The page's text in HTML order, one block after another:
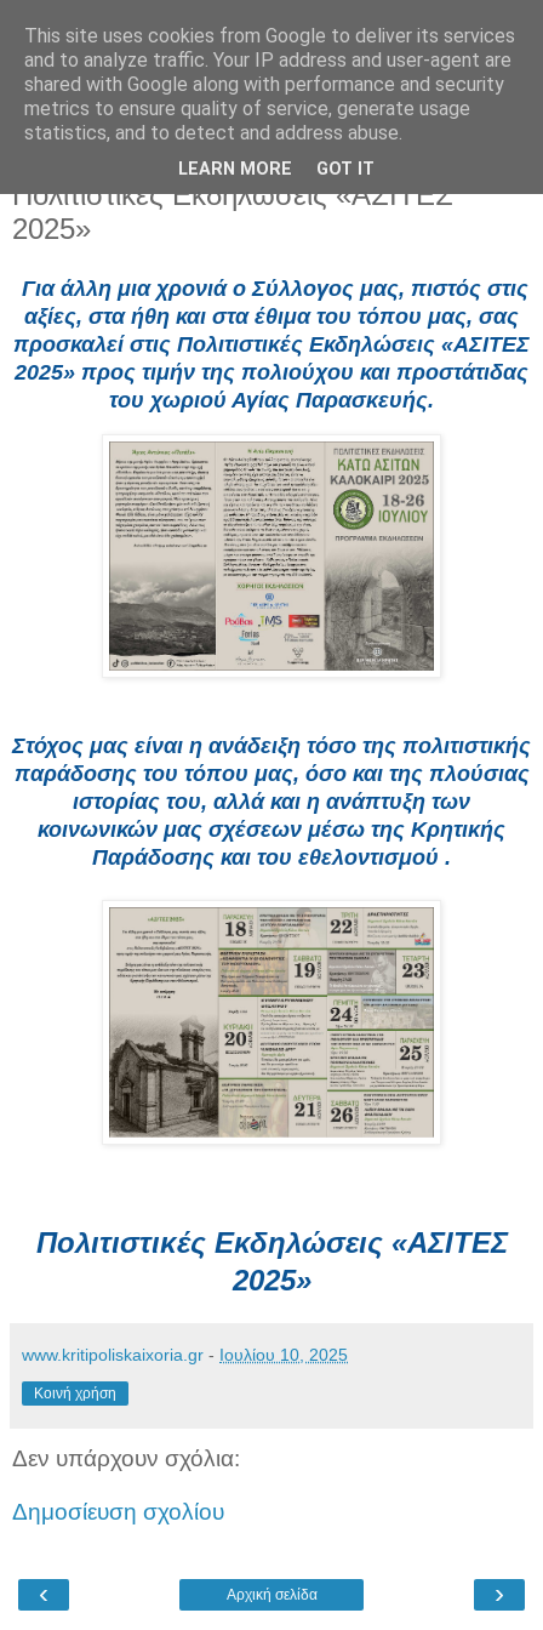
Πέμπτη 10 Ιουλίου 2025
Πολιτιστικές Εκδηλώσεις «ΑΣΙΤΕΣ
2025»
Για άλλη μια χρονιά ο Σύλλογος μας, πιστός στις
αξίες, στα ήθη και στα έθιμα του τόπου μας, σας
προσκαλεί στις Πολιτιστικές Εκδηλώσεις «ΑΣΙΤΕΣ
2025» προς τιμήν της πολιούχου και προστάτιδας
του χωριού Αγίας Παρασκευής.
Στόχος μας είναι η ανάδειξη τόσο της πολιτιστικής
παράδοσης του τόπου μας, όσο και της πλούσιας
ιστορίας του, αλλά και η ανάπτυξη των
κοινωνικών μας σχέσεων μέσω της Κρητικής
Παράδοσης και του εθελοντισμού .
Πολιτιστικές Εκδηλώσεις «ΑΣΙΤΕΣ
2025»
www.kritipoliskaixoria.gr - Ιουλίου 10, 2025
Κοινή χρήση
Δεν υπάρχουν σχόλια:
Δημοσίευση σχολίου
‹ ›
Αρχική σελίδα
This site uses cookies from Google to deliver its services
and to analyze traffic. Your IP address and user-agent are
shared with Google along with performance and security
metrics to ensure quality of service, generate usage
statistics, and to detect and address abuse.
LEARN MORE GOT IT